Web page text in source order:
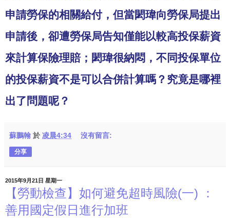
申請勞保的相關給付，但當閎瑋向勞保局提出
申請後，卻遭勞保局告知僅能以較高投保薪資
來計算保險理賠； 閎瑋很納悶，不同投保單位
的投保薪資不是可以合併計算嗎？究竟是哪裡
出了問題呢？
蘇鵬翰 於凌晨4:34 沒有留言:
分享
2015年9月21日 星期一
【勞動檢查】如何避免超時風險(一) ：
善用國定假日進行加班